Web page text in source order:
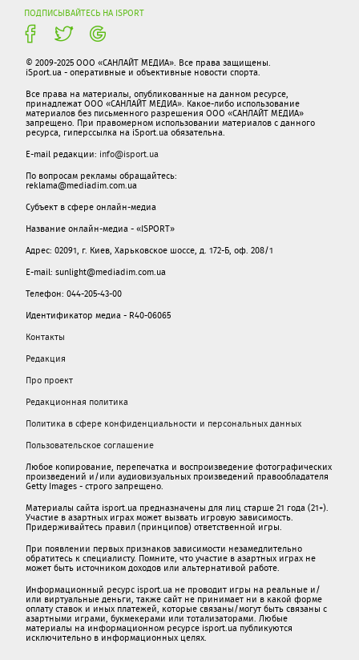
ПОДПИСЫВАЙТЕСЬ НА ISPORT
© 2009-2025 ООО «САНЛАЙТ МЕДИА». Все права защищены.
iSport.ua - оперативные и объективные новости спорта.
Все права на материалы, опубликованные на данном ресурсе,
принадлежат ООО «САНЛАЙТ МЕДИА». Какое-либо использование
материалов без письменного разрешения ООО «САНЛАЙТ МЕДИА»
запрещено. При правомерном использовании материалов с данного
ресурса, гиперссылка на iSport.ua обязательна.
E-mail редакции: info@isport.ua
По вопросам рекламы обращайтесь:
reklama@mediadim.com.ua
Субъект в сфере онлайн-медиа
Название онлайн-медиа - «ISPORT»
Адрес: 02091, г. Киев, Харьковское шоссе, д. 172-Б, оф. 208/1
E-mail: sunlight@mediadim.com.ua
Телефон: 044-205-43-00
Идентификатор медиа - R40-06065
Контакты
Редакция
Про проект
Редакционная политика
Политика в сфере конфиденциальности и персональных данных
Пользовательское соглашение
Любое копирование, перепечатка и воспроизведение фотографических
произведений и/или аудиовизуальных произведений правообладателя
Getty Images - строго запрещено.
Материалы сайта isport.ua предназначены для лиц старше 21 года (21+).
Участие в азартных играх может вызвать игровую зависимость.
Придерживайтесь правил (принципов) ответственной игры.
При появлении первых признаков зависимости незамедлительно
обратитесь к специалисту. Помните, что участие в азартных играх не
может быть источником доходов или альтернативой работе.
Информационный ресурс isport.ua не проводит игры на реальные и/
или виртуальные деньги, также сайт не принимает ни в какой форме
oплaту ставок и иных платежей, которые связаны/могут быть связаны c
азартными игрaми, букмекерами или тотализаторами. Любые
материалы на информационном ресурсе isport.ua публикуютcя
исключительно в информационных целях.